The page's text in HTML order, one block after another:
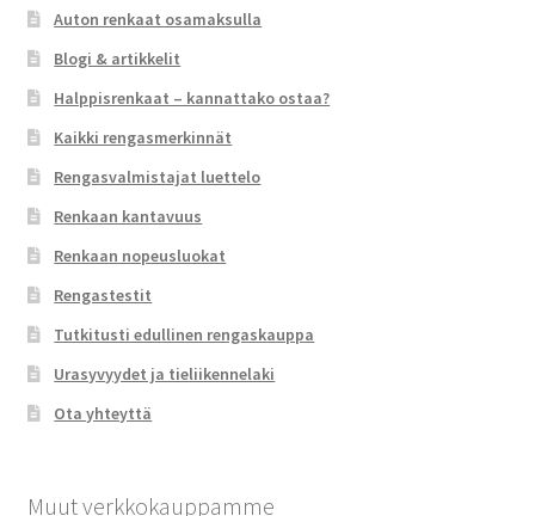
Auton renkaat osamaksulla
Blogi & artikkelit
Halppisrenkaat – kannattako ostaa?
Kaikki rengasmerkinnät
Rengasvalmistajat luettelo
Renkaan kantavuus
Renkaan nopeusluokat
Rengastestit
Tutkitusti edullinen rengaskauppa
Urasyvyydet ja tieliikennelaki
Ota yhteyttä
Muut verkkokauppamme